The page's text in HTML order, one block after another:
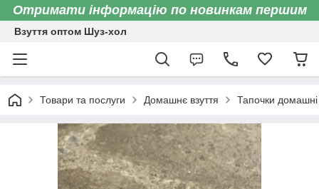
Отримати інформацію по новинкам першим
Взуття оптом Шуз-хол
Товари та послуги Домашнє взуття Тапочки домашні